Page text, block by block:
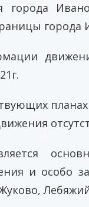
города
города
планах
и особо